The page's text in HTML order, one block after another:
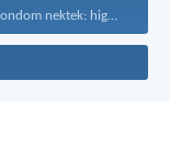
Ezért mondom nektek: higgyétek...